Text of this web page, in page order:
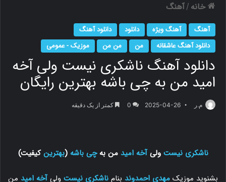
ی
خانه / آهنگ
آهنگ آهنگ ویژه دانلود
دانلود آهنگ
دانلود آهنگ عاشقانه
من من من موزیک - عمومی
دانلود آهنگ ناشکری نیست ولی آخه
امید من به چی باشه بهترین رایگان
م.ر 2025-04-26
0 کمتر از یک دقیقه
ناشکری نیست ولیآخه امید من بهچی باشه (بهترینکیفیت)
بشنوید موزیک مهدی احمدوند بنام ناشکری نیست ولیآخه امید من